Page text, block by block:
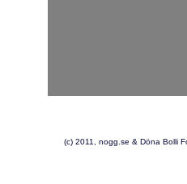
(c) 2011, nogg.se &